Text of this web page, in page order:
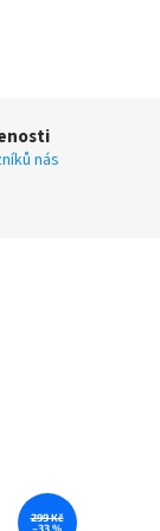
nás
299 Kč